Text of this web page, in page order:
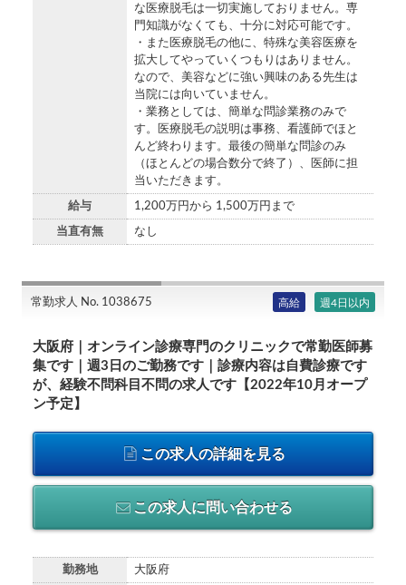
な医療脱毛は一切実施しておりません。専
門知識がなくても、十分に対応可能です。
・また医療脱毛の他に、特殊な美容医療を
拡大してやっていくつもりはありません。
なので、美容などに強い興味のある先生は
当院には向いていません。
・業務としては、簡単な問診業務のみで
す。医療脱毛の説明は事務、看護師でほと
んど終わります。最後の簡単な問診のみ
（ほとんどの場合数分で終了）、医師に担
当いただきます。
給与 1,200万円から 1,500万円まで
当直有無 なし
常勤求人 No. 1038675 高給 週4日以内
大阪府｜オンライン診療専門のクリニックで常勤医師募
集です｜週3日のご勤務です｜診療内容は自費診療です
が、経験不問科目不問の求人です【2022年10月オープ
ン予定】
この求人の詳細を見る
この求人に問い合わせる
勤務地 大阪府